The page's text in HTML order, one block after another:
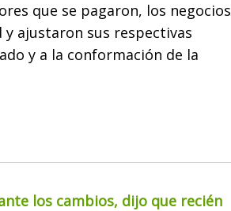
que se pagaron, los negocios
ajustaron sus respectivas
y a la conformación de la
los cambios, dijo que recién